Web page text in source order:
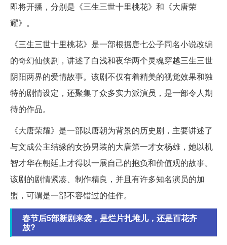
即将开播，分别是《三生三世十里桃花》和《大唐荣
耀》。
《三生三世十里桃花》是一部根据唐七公子同名小说改编
的奇幻仙侠剧，讲述了白浅和夜华两个灵魂穿越三生三世
阴阳两界的爱情故事。该剧不仅有着精美的视觉效果和独
特的剧情设定，还聚集了众多实力派演员，是一部令人期
待的作品。
《大唐荣耀》是一部以唐朝为背景的历史剧，主要讲述了
与文成公主结缘的女扮男装的大唐第一才女杨雄，她以机
智才华在朝廷上才得以一展自己的抱负和价值观的故事。
该剧的剧情紧凑、制作精良，并且有许多知名演员的加
盟，可谓是一部不容错过的佳作。
春节后5部新剧来袭，是烂片扎堆儿，还是百花齐
放?